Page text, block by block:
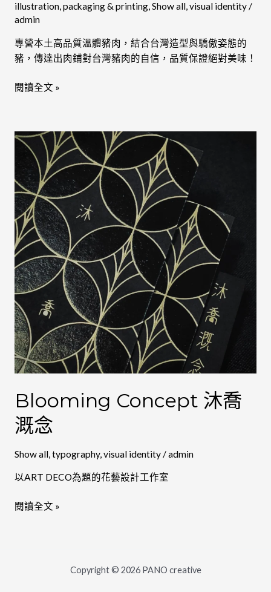
illustration,packaging & printing,Show all,visual identity/
admin
專營本土高品質溫體豬肉，結合台灣造型與驕傲姿態的
豬，傳達出肉鋪對台灣豬肉的自信，品質保證絕對美味！
閱讀全文 »
Blooming Concept 沐喬
溉念
Show all,typography,visual identity/admin
以ART DECO為題的花藝設計工作室
Blooming
Concept
沐
喬
溉
念
閱讀全文 »
Copyright © 2026 PANO creative